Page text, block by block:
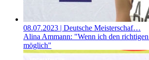
08.07.2023 | Deutsche Meisterschaf…
Alina Ammann: "Wenn ich den
möglich"